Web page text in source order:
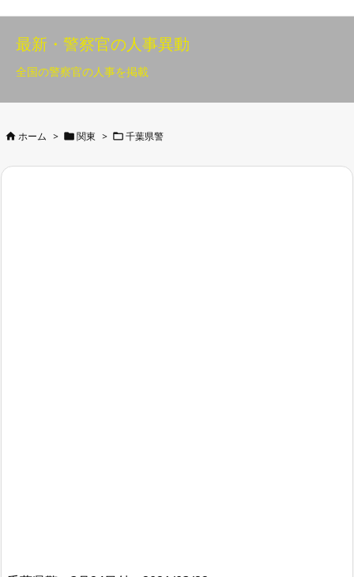
最新・警察官の人事異動
全国の警察官の人事を掲載
 ホーム >  関東 >  千葉県警